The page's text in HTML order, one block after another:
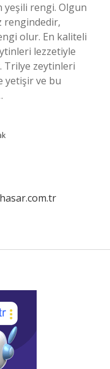
yeşili rengi. Olgun
rengindedir,
olur. En kaliteli
lezzetiyle
Trilye zeytinleri
yetişir ve bu